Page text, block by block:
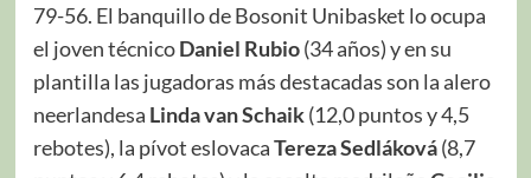
79-56. El banquillo de Bosonit Unibasket lo ocupa
el joven técnicoDaniel Rubio(34 años) y en su
plantilla las jugadoras más destacadas son la alero
neerlandesa Linda van Schaik(12,0 puntos y 4,5
rebotes), la pívot eslovacaTereza Sedláková(8,7